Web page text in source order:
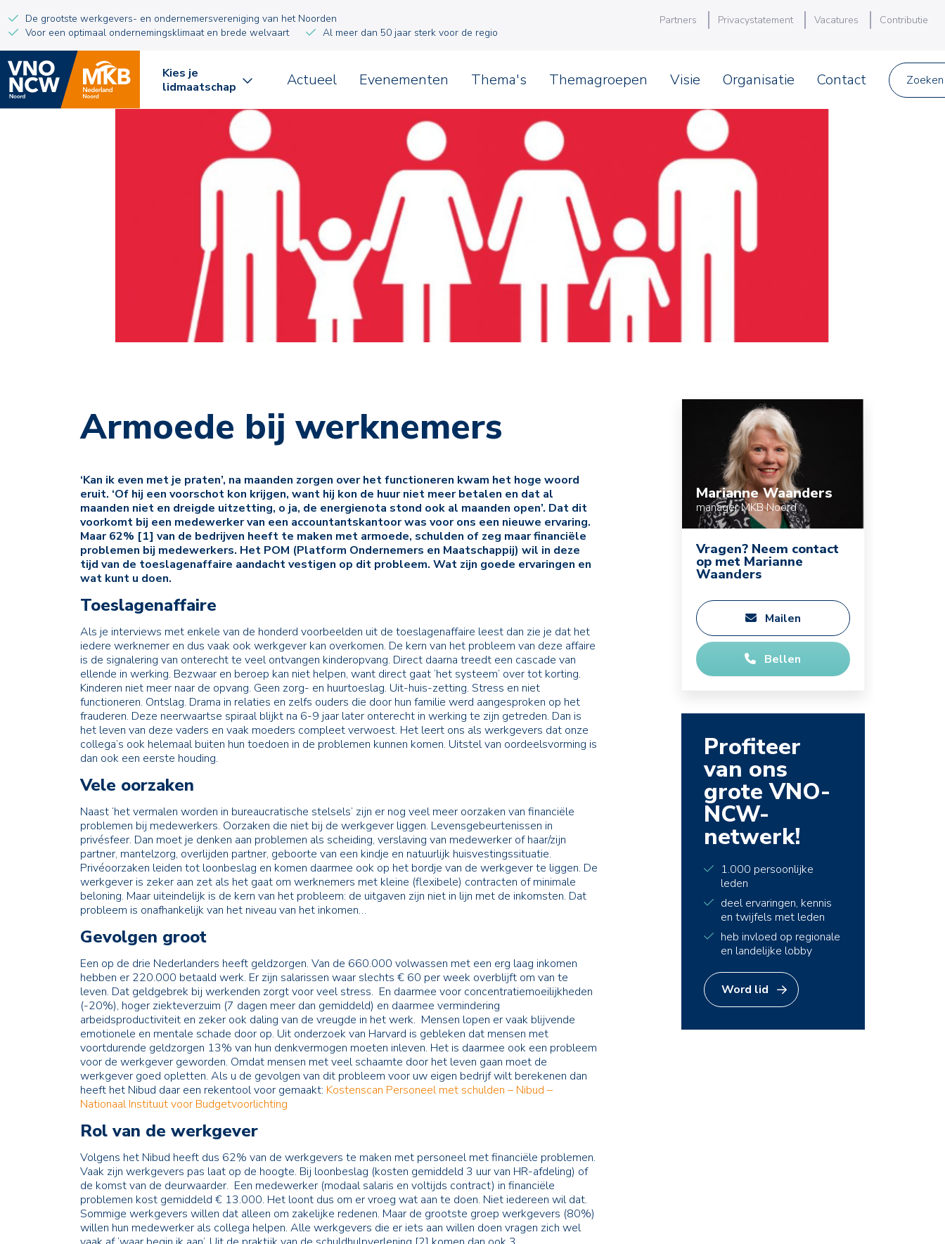
De grootste werkgevers- en ondernemersvereniging van het Noorden
Voor een optimaal ondernemingsklimaat en brede welvaart
Al meer dan 50 jaar sterk voor de regio
Partners Privacystatement Vacatures Contributie
Kies je
lidmaatschap
Actueel Evenementen Thema's Themagroepen Visie Organisatie Contact Zoeken
Armoede bij werknemers
‘Kan ik even met je praten’, na maanden zorgen over het functioneren kwam het hoge woord
eruit. ‘Of hij een voorschot kon krijgen, want hij kon de huur niet meer betalen en dat al
maanden niet en dreigde uitzetting, o ja, de energienota stond ook al maanden open’. Dat dit
voorkomt bij een medewerker van een accountantskantoor was voor ons een nieuwe ervaring.
Maar 62% [1] van de bedrijven heeft te maken met armoede, schulden of zeg maar financiële
problemen bij medewerkers. Het POM (Platform Ondernemers en Maatschappij) wil in deze
tijd van de toeslagenaffaire aandacht vestigen op dit probleem. Wat zijn goede ervaringen en
wat kunt u doen.
Toeslagenaffaire
Als je interviews met enkele van de honderd voorbeelden uit de toeslagenaffaire leest dan zie je dat het
iedere werknemer en dus vaak ook werkgever kan overkomen. De kern van het probleem van deze affaire
is de signalering van onterecht te veel ontvangen kinderopvang. Direct daarna treedt een cascade van
ellende in werking. Bezwaar en beroep kan niet helpen, want direct gaat ‘het systeem’ over tot korting.
Kinderen niet meer naar de opvang. Geen zorg- en huurtoeslag. Uit-huis-zetting. Stress en niet
functioneren. Ontslag. Drama in relaties en zelfs ouders die door hun familie werd aangesproken op het
frauderen. Deze neerwaartse spiraal blijkt na 6-9 jaar later onterecht in werking te zijn getreden. Dan is
het leven van deze vaders en vaak moeders compleet verwoest. Het leert ons als werkgevers dat onze
collega’s ook helemaal buiten hun toedoen in de problemen kunnen komen. Uitstel van oordeelsvorming is
dan ook een eerste houding.
Vele oorzaken
Naast ‘het vermalen worden in bureaucratische stelsels’ zijn er nog veel meer oorzaken van financiële
problemen bij medewerkers. Oorzaken die niet bij de werkgever liggen. Levensgebeurtenissen in
privésfeer. Dan moet je denken aan problemen als scheiding, verslaving van medewerker of haar/zijn
partner, mantelzorg, overlijden partner, geboorte van een kindje en natuurlijk huisvestingssituatie.
Privéoorzaken leiden tot loonbeslag en komen daarmee ook op het bordje van de werkgever te liggen. De
werkgever is zeker aan zet als het gaat om werknemers met kleine (flexibele) contracten of minimale
beloning. Maar uiteindelijk is de kern van het probleem: de uitgaven zijn niet in lijn met de inkomsten. Dat
probleem is onafhankelijk van het niveau van het inkomen…
Gevolgen groot
Een op de drie Nederlanders heeft geldzorgen. Van de 660.000 volwassen met een erg laag inkomen
hebben er 220.000 betaald werk. Er zijn salarissen waar slechts € 60 per week overblijft om van te
leven. Dat geldgebrek bij werkenden zorgt voor veel stress. En daarmee voor concentratiemoeilijkheden
(-20%), hoger ziekteverzuim (7 dagen meer dan gemiddeld) en daarmee vermindering
arbeidsproductiviteit en zeker ook daling van de vreugde in het werk. Mensen lopen er vaak blijvende
emotionele en mentale schade door op. Uit onderzoek van Harvard is gebleken dat mensen met
voortdurende geldzorgen 13% van hun denkvermogen moeten inleven. Het is daarmee ook een probleem
voor de werkgever geworden. Omdat mensen met veel schaamte door het leven gaan moet de
werkgever goed opletten. Als u de gevolgen van dit probleem voor uw eigen bedrijf wilt berekenen dan
heeft het Nibud daar een rekentool voor gemaakt: Kostenscan Personeel met schulden – Nibud –
Nationaal Instituut voor Budgetvoorlichting
Rol van de werkgever
Volgens het Nibud heeft dus 62% van de werkgevers te maken met personeel met financiële problemen.
Vaak zijn werkgevers pas laat op de hoogte. Bij loonbeslag (kosten gemiddeld 3 uur van HR-afdeling) of
de komst van de deurwaarder. Een medewerker (modaal salaris en voltijds contract) in financiële
problemen kost gemiddeld € 13.000. Het loont dus om er vroeg wat aan te doen. Niet iedereen wil dat.
Sommige werkgevers willen dat alleen om zakelijke redenen. Maar de grootste groep werkgevers (80%)
willen hun medewerker als collega helpen. Alle werkgevers die er iets aan willen doen vragen zich wel
Marianne Waanders
manager MKB Noord
Vragen? Neem contact
op met Marianne
Waanders
Mailen
Bellen
Profiteer
van ons
grote VNO-
NCW-
netwerk!
1.000 persoonlijke
leden
deel ervaringen, kennis
en twijfels met leden
heb invloed op regionale
en landelijke lobby
Word lid